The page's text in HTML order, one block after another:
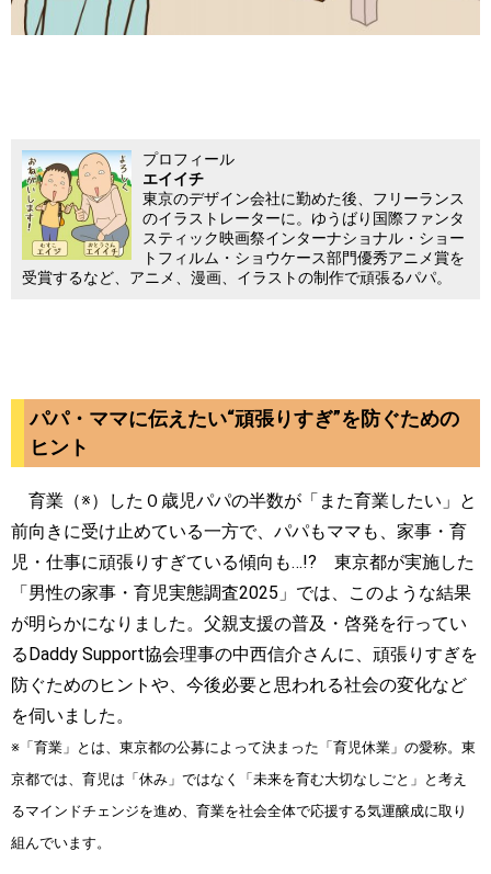
プロフィール
エイイチ
東京のデザイン会社に勤めた後、フリーランス
のイラストレーターに。ゆうばり国際ファンタ
スティック映画祭インターナショナル・ショー
トフィルム・ショウケース部門優秀アニメ賞を
受賞するなど、アニメ、漫画、イラストの制作で頑張るパパ。
パパ・ママに伝えたい“頑張りすぎ”を防ぐための
ヒント
育業（※）した０歳児パパの半数が「また育業したい」と
前向きに受け止めている一方で、パパもママも、家事・育
児・仕事に頑張りすぎている傾向も…!? 東京都が実施した
「男性の家事・育児実態調査2025」では、このような結果
が明らかになりました。父親支援の普及・啓発を行ってい
るDaddy Support協会理事の中西信介さんに、頑張りすぎを
防ぐためのヒントや、今後必要と思われる社会の変化など
を伺いました。
※「育業」とは、東京都の公募によって決まった「育児休業」の愛称。東
京都では、育児は「休み」ではなく「未来を育む大切なしごと」と考え
るマインドチェンジを進め、育業を社会全体で応援する気運醸成に取り
組んでいます。